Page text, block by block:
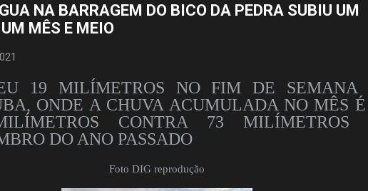
NA BARRAGEM DO BICO DA PEDRA SUBIU UM
MÊS E MEIO
19 MILÍMETROS NO FIM DE SEMANA
ONDE A CHUVA ACUMULADA NO MÊS
CONTRA 73 MILÍMETROS
DO ANO PASSADO
Foto DIG reprodução